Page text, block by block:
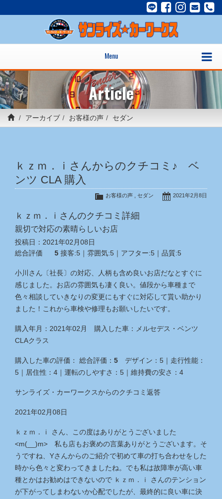
Menu
Article
アーカイブ お客様の声 セダン
ｋｚｍ．ｉさんからのクチコミ♪ ベ
ンツ CLA 購入
2021年2月8日
お客様の声 セダン
ｋｚｍ．ｉさんのクチコミ詳細
親切で対応の素晴らしいお店
投稿日： 2021年02月08日
総合評価
5 接客:5 ｜雰囲気:5 ｜アフター:5 ｜品質:5
小川さん〔社長〕の対応、人柄も含め良いお店だなとすぐに
感じました。お店の雰囲気も凄く良い。値段から車種まで
色々相談していきなりの変更にもすぐに対応して貰い助かり
ました！これから車検や修理もお願いしたいです。
購入年月： 2021年02月 購入した車： メルセデス・ベンツ
CLAクラス
購入した車の評価： 総合評価： 5 デザイン： 5 ｜ 走行性能：
5 ｜ 居住性： 4 ｜ 運転のしやすさ： 5 ｜ 維持費の安さ： 4
サンライズ・カーワークスからのクチコミ返答
2021年02月08日
ｋｚｍ．ｉ さん、この度はありがとうございました
<m(__)m> 私も店もお褒めの言葉ありがとうございます。そ
うですね、Yさんからのご紹介で初めて車の打ち合わせをした
時から色々と変わってきましたね。でも私は故障率が高い車
種とかはお勧めはできないので ｋｚｍ．ｉ さんのテンション
が下がってしまわないか心配でしたが、最終的に良い車に決